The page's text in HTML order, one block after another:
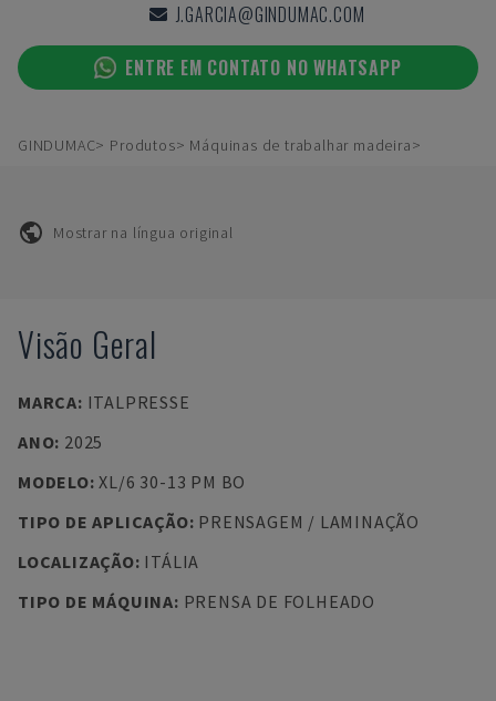
J.GARCIA@GINDUMAC.COM
ENTRE EM CONTATO NO WHATSAPP
GINDUMAC Produtos Máquinas de trabalhar madeira
Mostrar na língua original
Visão Geral
MARCA: ITALPRESSE
ANO: 2025
MODELO:XL/6 30-13 PM BO
TIPO DE APLICAÇÃO: PRENSAGEM / LAMINAÇÃO
LOCALIZAÇÃO: ITÁLIA
TIPO DE MÁQUINA: PRENSA DE FOLHEADO